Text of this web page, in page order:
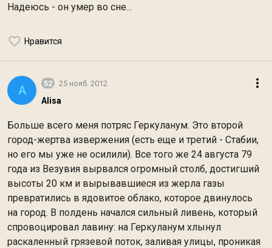
Надеюсь - он умер во сне...
Нравится
A 52 25 нояб. 2012
Alisa
Больше всего меня потряс Геркуланум. Это второй
город-жертва извержения (есть еще и третий - Стабии,
но его мы уже не осилили). Все того же 24 августа 79
года из Везувия вырвался огромный столб, достигший
высоты 20 км и вырывавшиеся из жерла газы
превратились в ядовитое облако, которое двинулось
на город. В полдень начался сильный ливень, который
спровоцировал лавину: на Геркуланум хлынул
раскаленный грязевой поток, заливая улицы, проникая